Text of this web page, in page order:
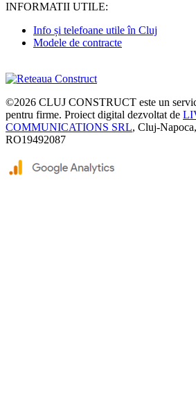
INFORMATII UTILE:
Info și telefoane utile în Cluj
Modele de contracte
©2026 CLUJ CONSTRUCT este un
pentru firme. Proiect digital dezvoltat de
COMMUNICATIONS SRL, Cluj-
RO19492087